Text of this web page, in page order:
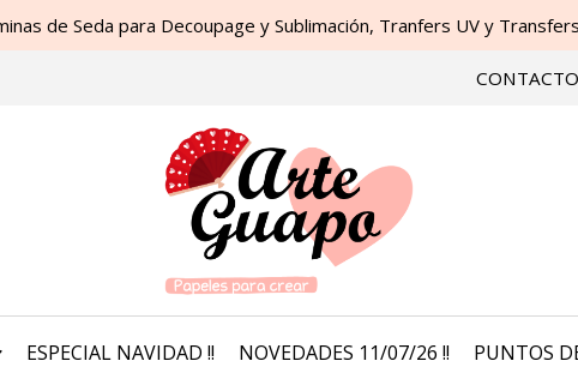
de Seda para Decoupage y Sublimación, Tranfers UV y
CONTACTO
ESPECIAL NAVIDAD !! NOVEDADES 11/07/26 !! PUNTOS